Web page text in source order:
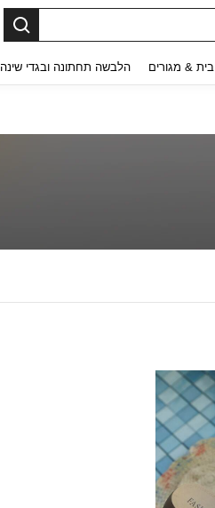
בית & מגורים הלבשה תחתונה ובגדי שינה